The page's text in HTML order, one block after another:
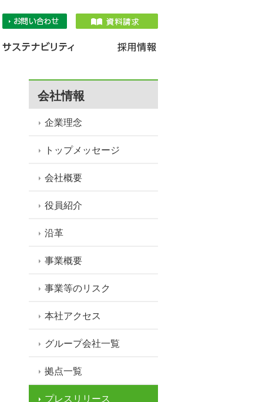
会社情報
企業理念
トップメッセージ
会社概要
役員紹介
沿革
事業概要
事業等のリスク
本社アクセス
グループ会社一覧
拠点一覧
プレスリリース